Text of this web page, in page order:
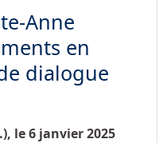
Anne
en
dialogue
le6 janvier 2025